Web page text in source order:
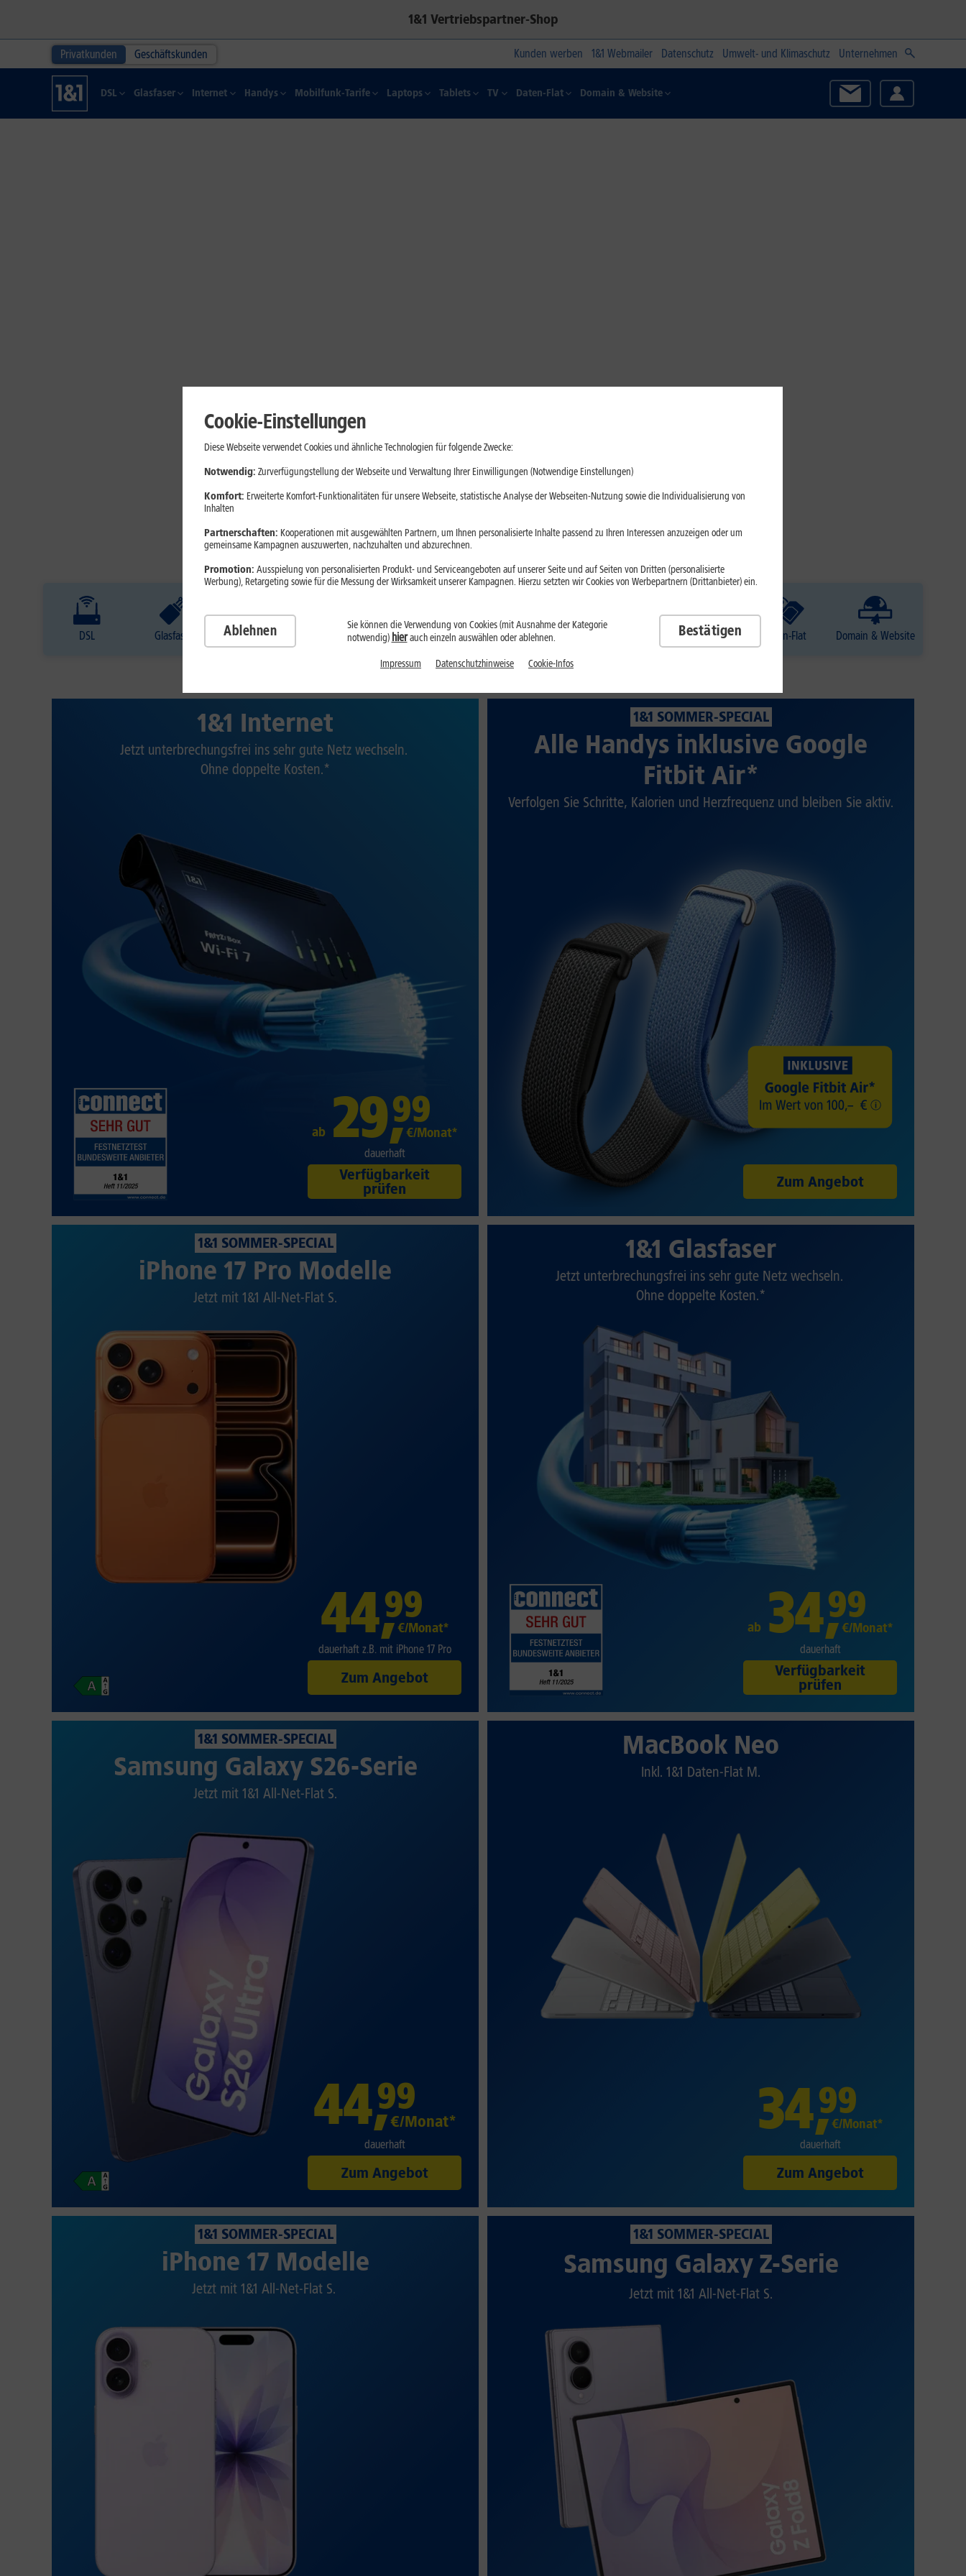
1&1 Vertriebspartner-Shop
Privatkunden Geschäftskunden Kunden werben 1&1 Webmailer Datenschutz Umwelt- und Klimaschutz Unternehmen
DSL Glasfaser Internet Handys Mobilfunk-Tarife Laptops Tablets TV Daten-Flat Domain & Website
DSL Glasfaser Internet Handys Mobilfunk-Tarife Laptops TV Daten-Flat Domain & Website
1&1 Internet
Jetzt unterbrechungsfrei ins sehr gute Netz wechseln.
Ohne doppelte Kosten.*
ab 29,99
€/Monat*
dauerhaft
Verfügbarkeit
prüfen
1&1 SOMMER-SPECIAL
Alle Handys inklusive Google
Fitbit Air*
Verfolgen Sie Schritte, Kalorien und Herzfrequenz und bleiben Sie aktiv.
Zum Angebot
1&1 SOMMER-SPECIAL
iPhone 17 Pro Modelle
Jetzt mit 1&1 All-Net-Flat S.
44,99
€/Monat*
dauerhaft z.B. mit iPhone 17 Pro
Zum Angebot
1&1 Glasfaser
Jetzt unterbrechungsfrei ins sehr gute Netz wechseln.
Ohne doppelte Kosten.*
ab 34,99
€/Monat*
dauerhaft
Verfügbarkeit
prüfen
1&1 SOMMER-SPECIAL
Samsung Galaxy S26-Serie
Jetzt mit 1&1 All-Net-Flat S.
44,99
€/Monat*
dauerhaft
Zum Angebot
MacBook Neo
Inkl. 1&1 Daten-Flat M.
34,99
€/Monat*
dauerhaft
Zum Angebot
1&1 SOMMER-SPECIAL
iPhone 17 Modelle
Jetzt mit 1&1 All-Net-Flat S.
1&1 SOMMER-SPECIAL
Samsung Galaxy Z-Serie
Jetzt mit 1&1 All-Net-Flat S.
Cookie-Einstellungen
Diese Webseite verwendet Cookies und ähnliche Technologien für folgende Zwecke:
Notwendig: Zurverfügungstellung der Webseite und Verwaltung Ihrer Einwilligungen (Notwendige Einstellungen)
Komfort: Erweiterte Komfort-Funktionalitäten für unsere Webseite, statistische Analyse der Webseiten-Nutzung sowie die Individualisierung von
Inhalten
Partnerschaften: Kooperationen mit ausgewählten Partnern, um Ihnen personalisierte Inhalte passend zu Ihren Interessen anzuzeigen oder um
gemeinsame Kampagnen auszuwerten, nachzuhalten und abzurechnen.
Promotion: Ausspielung von personalisierten Produkt- und Serviceangeboten auf unserer Seite und auf Seiten von Dritten (personalisierte
Werbung), Retargeting sowie für die Messung der Wirksamkeit unserer Kampagnen. Hierzu setzten wir Cookies von Werbepartnern (Drittanbieter) ein.
Ablehnen
Sie können die Verwendung von Cookies (mit Ausnahme der Kategorie
notwendig) hierauch einzeln auswählen oder ablehnen. Bestätigen
Impressum Datenschutzhinweise Cookie-Infos